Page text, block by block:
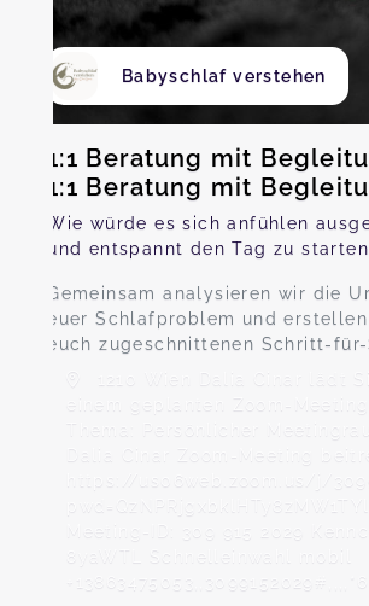
Babyschlaf verstehen
1:1 Beratung mit
1:1 Beratung mit
Wie würde es sich anfühlen
und entspannt den Tag zu
Gemeinsam analysieren wir die
euer Schlafproblem und
euch zugeschnittenen Schritt-
1210 Wien Dalia Cinar lädt
einem geplanten Zoom-Meeting
Thema: Persönlicher
Dalia Cinar Zoom-Meeting
https://us06web.zoom.us/j/
Meeting-ID: 309 915 2029
8yaWTL Schnelleinwahl mobil
+13863475053,,3099152029#,,,,*6